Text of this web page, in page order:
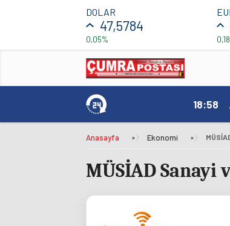
DOLAR
47,5784
0,05%
18:58
Anasayfa » Ekonomi »
MÜSİAD Sanayi